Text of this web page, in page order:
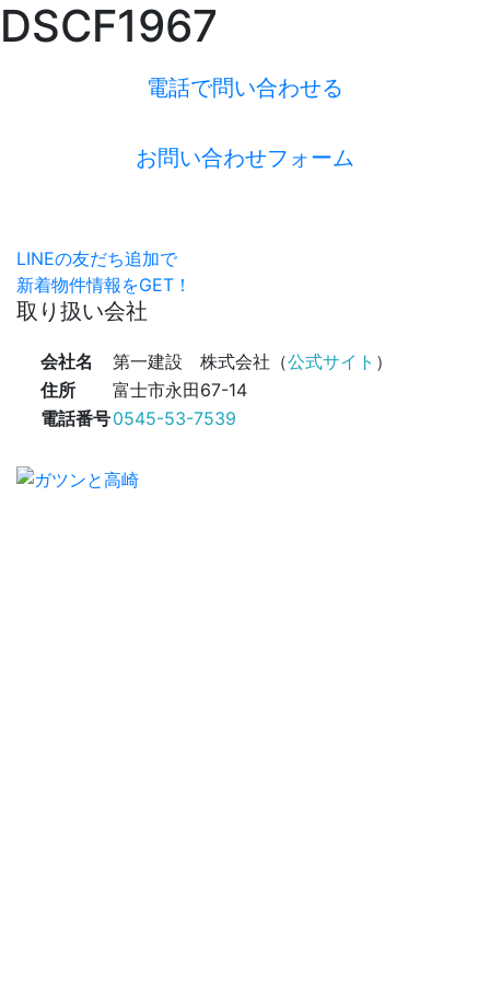
DSCF1967
電話で問い合わせる
お問い合わせフォーム
LINEの友だち追加で
新着物件情報をGET！
取り扱い会社
会社名 第一建設 株式会社（公式サイト ）
住所
富士市永田67-14
電話番号0545-53-7539